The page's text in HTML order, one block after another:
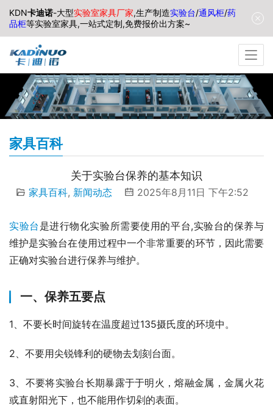
家具百科
关于实验台保养的基本知识
家具百科, 新闻动态 2025年8月11日 下午2:52
实验台 是进行物化实验所需要使用的平台,实验台的保养与
维护是实验台在使用过程中一个非常重要的环节，因此需要
正确对实验台进行保养与维护。
一、保养五要点
1、不要长时间旋转在温度超过135摄氏度的环境中。
2、不要用尖锐锋利的硬物去划刻台面。
3、不要将实验台长期暴露于于明火，熔融金属，金属火花
或直射阳光下，也不能用作切剁的表面。
KDN卡迪诺-大型实验室家具厂家,生产制造实验台/通风柜/药
品柜等实验室家具,一站式定制,免费报价出方案~